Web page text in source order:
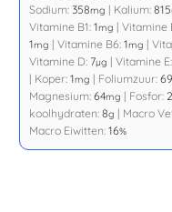
Sodium:358mg | Kalium:815
Vitamine B1:1mg |Vitamine
1mg |Vitamine B6:1mg |
Vitamine D: 7µg |Vitamine E:
| Koper:1mg | Foliumzuur:
Magnesium:64mg | Fosfor:
koolhydraten:8g | Macro
Macro Eiwitten:16%